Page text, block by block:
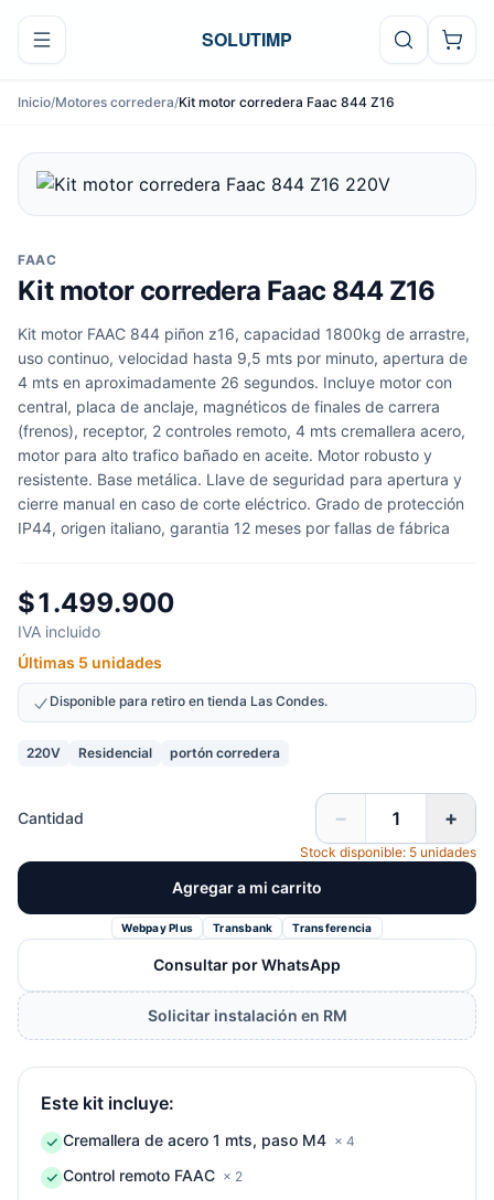
Ir al contenido
SOLUTIMP
Inicio/Motores corredera/Kit motor corredera Faac 844 Z16
FAAC
Kit motor corredera Faac 844 Z16
Kit motor FAAC 844 piñon z16, capacidad 1800kg de arrastre,
uso continuo, velocidad hasta 9,5 mts por minuto, apertura de
4 mts en aproximadamente 26 segundos. Incluye motor con
central, placa de anclaje, magnéticos de finales de carrera
(frenos), receptor, 2 controles remoto, 4 mts cremallera acero,
motor para alto trafico bañado en aceite. Motor robusto y
resistente. Base metálica. Llave de seguridad para apertura y
cierre manual en caso de corte eléctrico. Grado de protección
IP44, origen italiano, garantia 12 meses por fallas de fábrica
$1.499.900
IVA incluido
Últimas 5 unidades
Disponible para retiro en tienda Las Condes.
220V Residencial portón corredera
Cantidad − +
Stock disponible: 5 unidades
Agregar a mi carrito
Webpay Plus Transbank Transferencia
Consultar por WhatsApp
Solicitar instalación en RM
Este kit incluye:
Cremallera de acero 1 mts, paso M4 × 4
Control remoto FAAC × 2